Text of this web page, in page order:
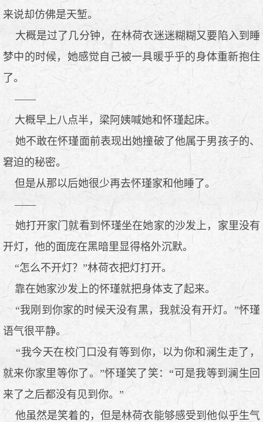
来说却仿佛是天堑。
大概是过了几分钟，在林荷衣迷迷糊糊又要陷入到睡
梦中的时候，她感觉自己被一具暖乎乎的身体重新抱住
了。
——
大概早上八点半，梁阿姨喊她和怀瑾起床。
她不敢在怀瑾面前表现出她撞破了他属于男孩子的、
窘迫的秘密。
但是从那以后她很少再去怀瑾家和他睡了。
——
她打开家门就看到怀瑾坐在她家的沙发上，家里没有
开灯，他的面庞在黑暗里显得格外沉默。
“怎么不开灯？”林荷衣把灯打开。
靠在她家沙发上的怀瑾就把身体支了起来。
“我刚到你家的时候天没有黑，我就没有开灯。”怀瑾
语气很平静。
“我今天在校门口没有等到你，以为你和澜生走了，
就来你家里等你了。”怀瑾笑了笑：“可是我等到澜生回
来了之后都没有见到你。”
他虽然是笑着的，但是林荷衣能够感受到他似乎生气